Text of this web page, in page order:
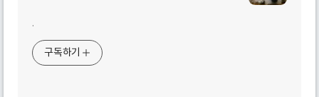
.
구독하기